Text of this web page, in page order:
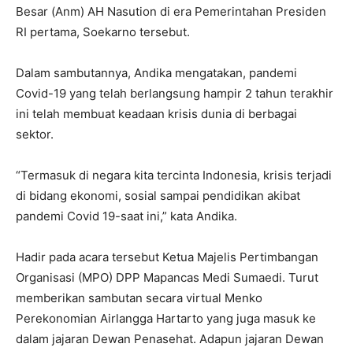
Besar (Anm) AH Nasution di era Pemerintahan Presiden
RI pertama, Soekarno tersebut.
Dalam sambutannya, Andika mengatakan, pandemi
Covid-19 yang telah berlangsung hampir 2 tahun terakhir
ini telah membuat keadaan krisis dunia di berbagai
sektor.
“Termasuk di negara kita tercinta Indonesia, krisis terjadi
di bidang ekonomi, sosial sampai pendidikan akibat
pandemi Covid 19-saat ini,” kata Andika.
Hadir pada acara tersebut Ketua Majelis Pertimbangan
Organisasi (MPO) DPP Mapancas Medi Sumaedi. Turut
memberikan sambutan secara virtual Menko
Perekonomian Airlangga Hartarto yang juga masuk ke
dalam jajaran Dewan Penasehat. Adapun jajaran Dewan